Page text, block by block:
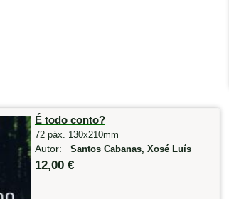
É todo conto?
72 páx. 130x210mm
Autor: Santos Cabanas, Xosé Luís
12,00 €